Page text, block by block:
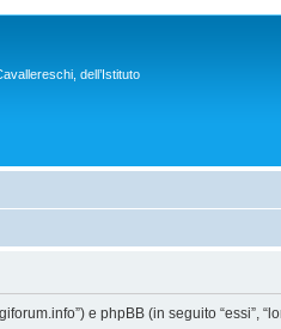
dell’Istituto
e phpBB (in seguito “essi”,